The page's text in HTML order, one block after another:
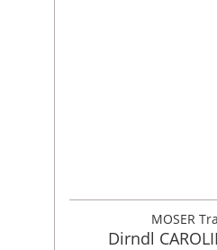
MOSER
Dirndl